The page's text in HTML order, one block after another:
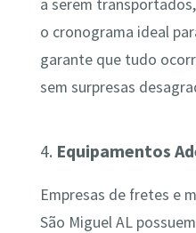
a serem
o cronograma ideal
garante que tudo
sem surpresas
4. Equipamentos
Empresas de fretes e
São Miguel AL